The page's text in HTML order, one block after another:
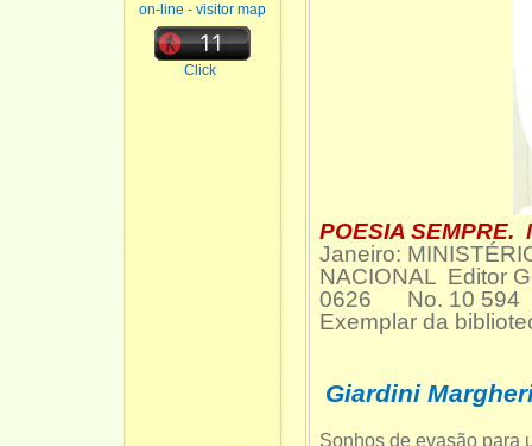
on-line - visitor map
Click
POESIA
Janeiro:
NACIONAL Editor
0626 No. 10 594
Exemplar da
Giardini
Sonhos de evasão para